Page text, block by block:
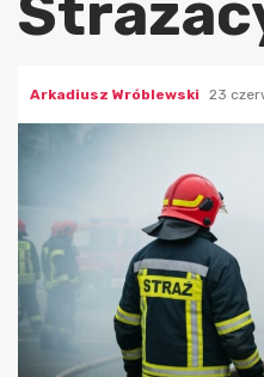
Arkadiusz Wróblewski 23